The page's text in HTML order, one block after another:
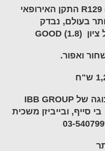
הסלקל בעל תקן R129 (i-size) התקן האירופאי
בעולם, נבדק
ואפור.
ניתן להשיג באולם התצוגה של IBB GROUP
בי סייף, ובייביזן משכית